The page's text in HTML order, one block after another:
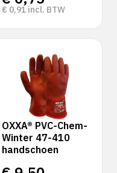
€ 0,91 incl. BTW
OXXA® PVC-Chem-
Winter 47-410
handschoen